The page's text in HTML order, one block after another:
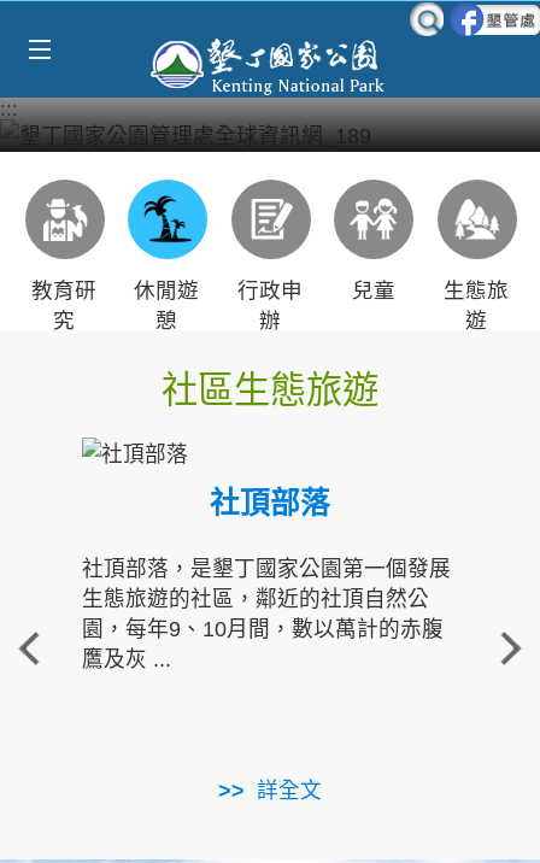
:::
教育研
究
休閒遊
憩
行政申
辦
兒童
生態旅
遊
社區生態旅遊
社頂部落
社頂部落，是墾丁國家公園第一個發展
生態旅遊的社區，鄰近的社頂自然公
園，每年9、10月間，數以萬計的赤腹
鷹及灰 ...
詳全文
重
走進